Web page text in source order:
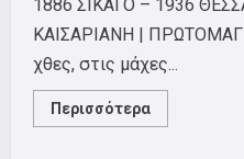
1886 ΣΙΚΑΓΟ – 1936
ΚΑΙΣΑΡΙΑΝΗ |
χθες, στις μάχες...
Περισσότερα
more